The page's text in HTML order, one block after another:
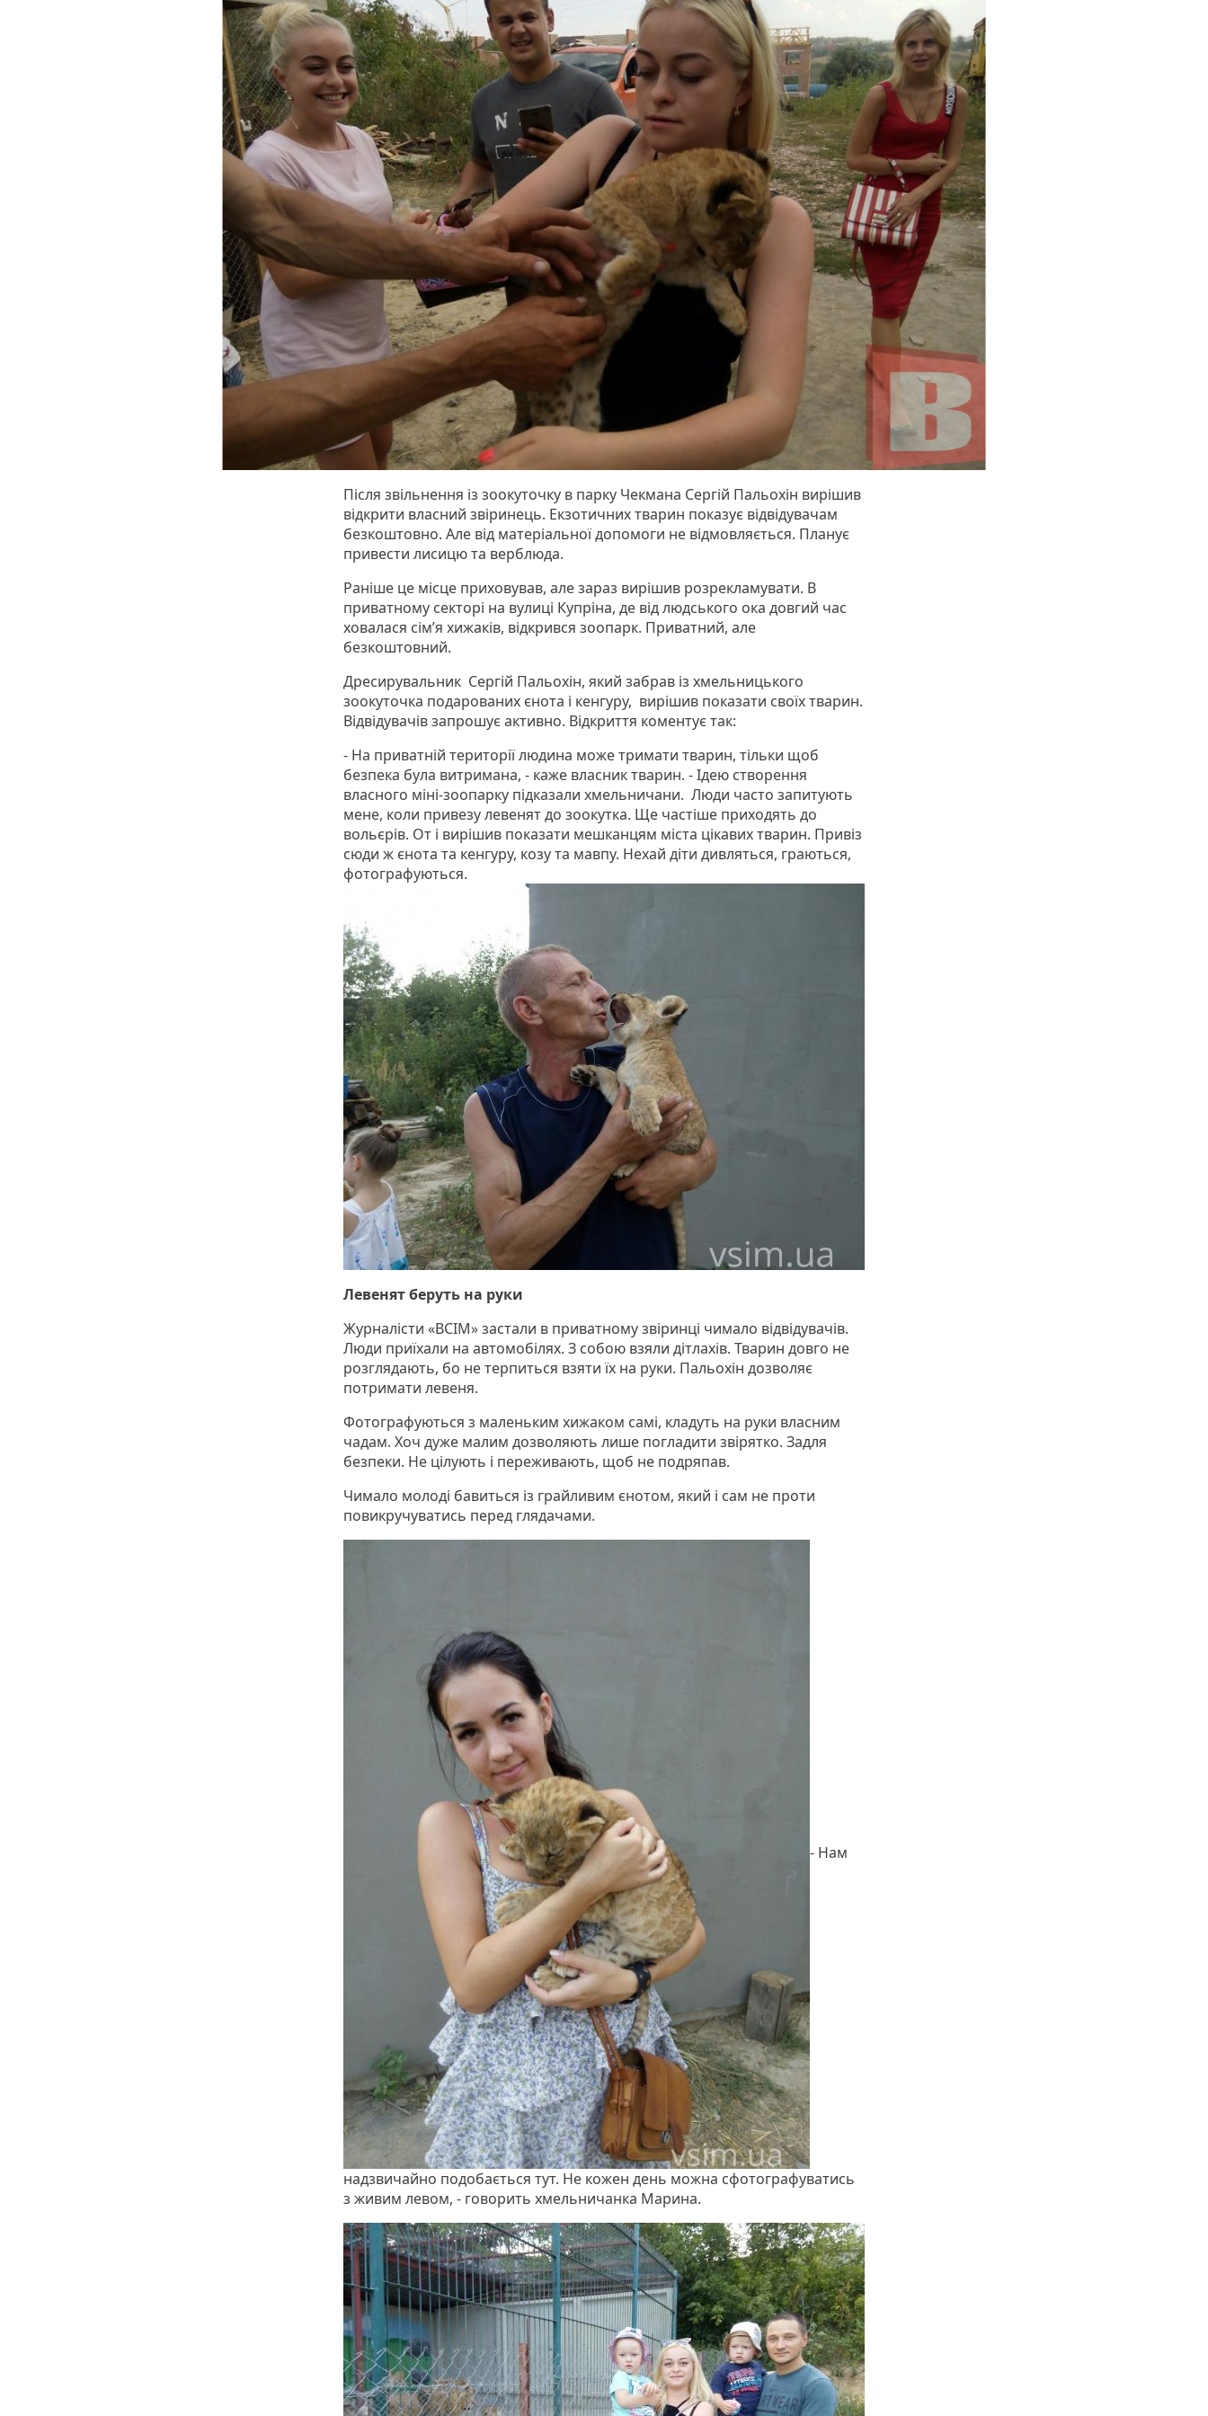
Після звільнення із зоокуточку в парку Чекмана Сергій Пальохін вирішив
відкрити власний звіринець. Екзотичних тварин показує відвідувачам
безкоштовно. Але від матеріальної допомоги не відмовляється. Планує
привести лисицю та верблюда.
Раніше це місце приховував, але зараз вирішив розрекламувати. В
приватному секторі на вулиці Купріна, де від людського ока довгий час
ховалася сім’я хижаків, відкрився зоопарк. Приватний, але
безкоштовний.
Дресирувальник Сергій Пальохін, який забрав із хмельницького
зоокуточка подарованих єнота і кенгуру, вирішив показати своїх тварин.
Відвідувачів запрошує активно. Відкриття коментує так:
- На приватній території людина може тримати тварин, тільки щоб
безпека була витримана, - каже власник тварин. - Ідею створення
власного міні-зоопарку підказали хмельничани. Люди часто запитують
мене, коли привезу левенят до зоокутка. Ще частіше приходять до
вольєрів. От і вирішив показати мешканцям міста цікавих тварин. Привіз
сюди ж єнота та кенгуру, козу та мавпу. Нехай діти дивляться, граються,
фотографуються.
Левенят беруть на руки
Журналісти «ВСІМ» застали в приватному звіринці чимало відвідувачів.
Люди приїхали на автомобілях. З собою взяли дітлахів. Тварин довго не
розглядають, бо не терпиться взяти їх на руки. Пальохін дозволяє
потримати левеня.
Фотографуються з маленьким хижаком самі, кладуть на руки власним
чадам. Хоч дуже малим дозволяють лише погладити звірятко. Задля
безпеки. Не цілують і переживають, щоб не подряпав.
Чимало молоді бавиться із грайливим єнотом, який і сам не проти
повикручуватись перед глядачами.
- Нам
надзвичайно подобається тут. Не кожен день можна сфотографуватись
з живим левом, - говорить хмельничанка Марина.